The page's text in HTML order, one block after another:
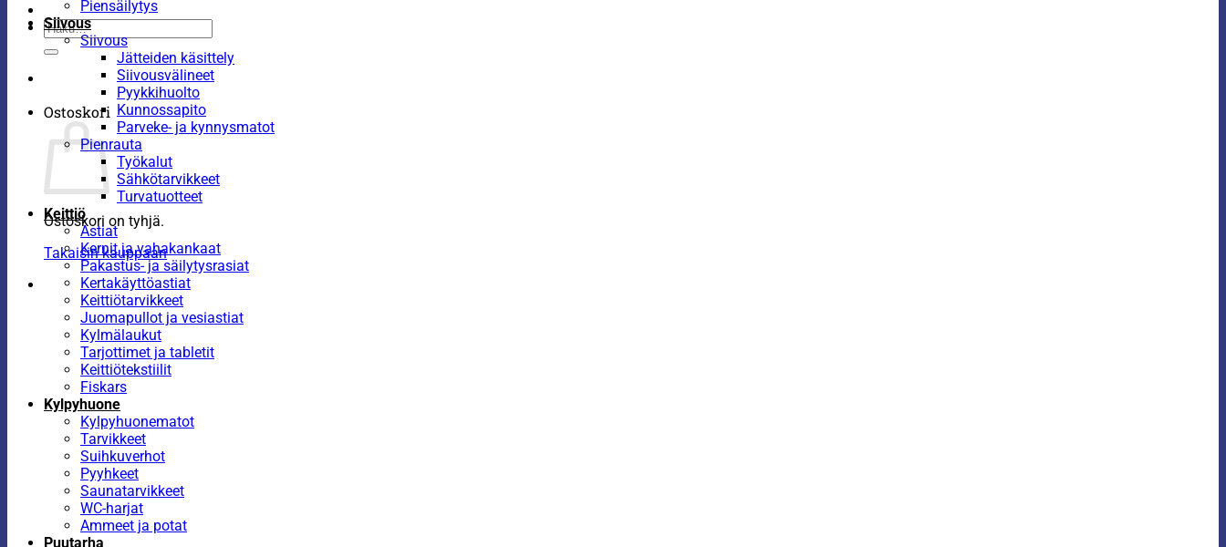
Etsi:
Ostoskori
Ostoskori on tyhjä.
Takaisin kauppaan
Piensäilytys
Siivous
Siivous
Jätteiden käsittely
Siivousvälineet
Pyykkihuolto
Kunnossapito
Parveke- ja kynnysmatot
Pienrauta
Työkalut
Sähkötarvikkeet
Turvatuotteet
Keittiö
Astiat
Kernit ja vahakankaat
Pakastus- ja säilytysrasiat
Kertakäyttöastiat
Keittiötarvikkeet
Juomapullot ja vesiastiat
Kylmälaukut
Tarjottimet ja tabletit
Keittiötekstiilit
Fiskars
Kylpyhuone
Kylpyhuonematot
Tarvikkeet
Suihkuverhot
Pyyhkeet
Saunatarvikkeet
WC-harjat
Ammeet ja potat
Puutarha